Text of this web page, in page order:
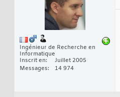
Ingénieur de Recherche en
Informatique
Inscrit en
Juillet 2005
Messages
14 974